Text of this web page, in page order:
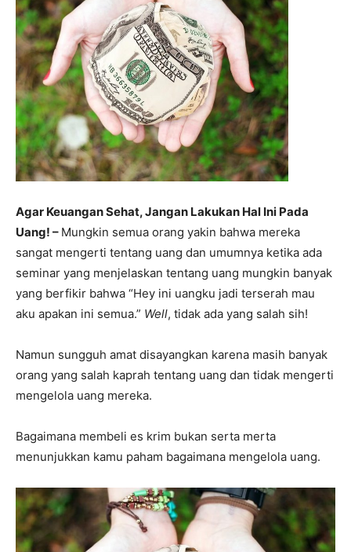
Agar Keuangan Sehat, Jangan Lakukan Hal Ini Pada
Uang! – Mungkin semua orang yakin bahwa mereka
sangat mengerti tentang uang dan umumnya ketika ada
seminar yang menjelaskan tentang uang mungkin banyak
yang berfikir bahwa “Hey ini uangku jadi terserah mau
aku apakan ini semua.” Well, tidak ada yang salah sih!
Namun sungguh amat disayangkan karena masih banyak
orang yang salah kaprah tentang uang dan tidak mengerti
mengelola uang mereka.
Bagaimana membeli es krim bukan serta merta
menunjukkan kamu paham bagaimana mengelola uang.